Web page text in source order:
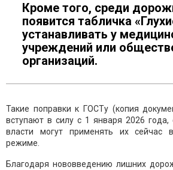
Кроме того, среди
появится табличка
устанавливать у
учреждений или
организаций.
Такие поправки к ГОСТу (копия
вступают в силу с 1 января 2026 года,
власти могут применять их сейчас
режиме.
Благодаря нововведению лишних